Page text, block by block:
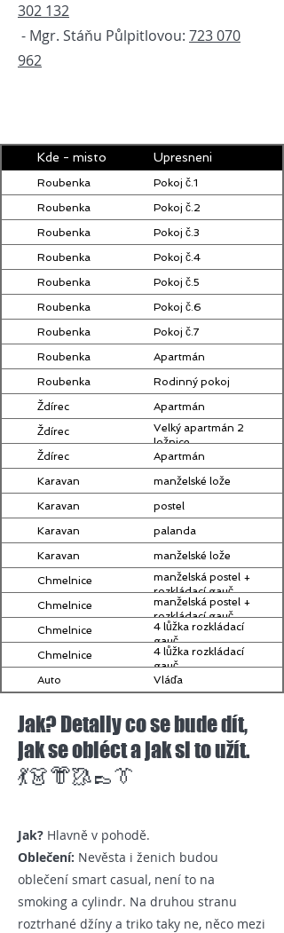
302 132
- Mgr. Stáňu Půlpitlovou: 723 070
962
Kde - misto Upresneni
Roubenka
Pokoj č.1
Roubenka
Pokoj č.2
Roubenka
Pokoj č.3
Roubenka
Pokoj č.4
Roubenka
Pokoj č.5
Roubenka
Pokoj č.6
Roubenka
Pokoj č.7
Roubenka
Apartmán
Roubenka
Rodinný pokoj
Ždírec
Apartmán
Ždírec
Velký apartmán 2
ložnice
Ždírec
Apartmán
Karavan
manželské lože
Karavan
postel
Karavan
palanda
Karavan
manželské lože
Chmelnice
manželská postel +
rozkládací gauč
Chmelnice
manželská postel +
rozkládací gauč
Chmelnice
4 lůžka rozkládací
gauč
Chmelnice
4 lůžka rozkládací
gauč
Auto
Vláďa
Jak? Detaily co se bude dít,
jak se obléct a jak si to užít.
💃👗👘🥻👞👔
Jak? Hlavně v pohodě.
Oblečení: Nevěsta i ženich budou
oblečení smart casual, není to na
smoking a cylindr. Na druhou stranu
roztrhané džíny a triko taky ne, něco mezi